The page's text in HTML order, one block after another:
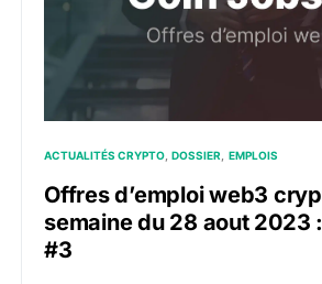
ACTUALITÉS CRYPTO DOSSIER EMPLOIS
Offres d’emploi web3
semaine du 28 aout 2023
#3